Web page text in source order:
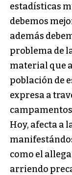
estadísticas
debemos
además
problema de
material que
población de
expresa a
Hoy, afecta a
como el
arriendo